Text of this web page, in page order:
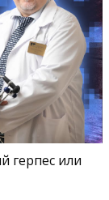
или